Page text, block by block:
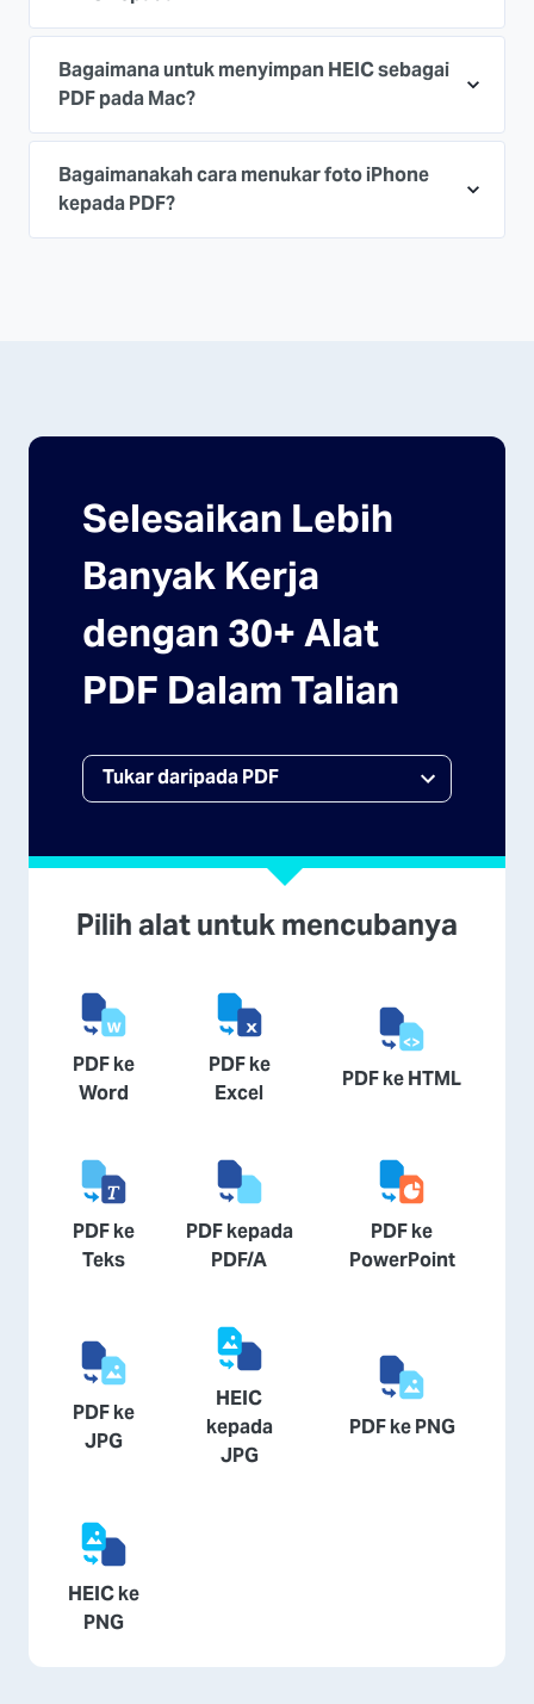
Bagaimana untuk menyimpan HEIC sebagai
PDF pada Mac?
Bagaimanakah cara menukar foto iPhone
kepada PDF?
Selesaikan Lebih
Banyak Kerja
dengan 30+ Alat
PDF Dalam Talian
Pilih alat untuk mencubanya
PDF ke
Word
PDF ke
Excel
PDF ke HTML
PDF ke
Teks
PDF kepada
PDF/A
PDF ke
PowerPoint
PDF ke
JPG
HEIC
kepada
JPG
PDF ke PNG
HEIC ke
PNG